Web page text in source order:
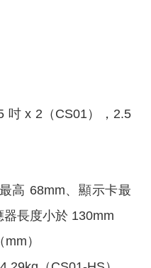
吋 x 2（CS01），2.5
高 68mm、顯示卡最
器長度小於 130mm
）